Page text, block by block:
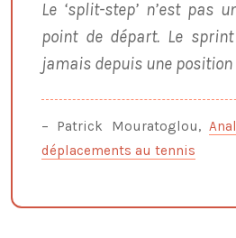
Le ‘split-step’ n’est pas
point de départ. Le
jamais depuis une
– Patrick Mouratoglou,
déplacements au tennis